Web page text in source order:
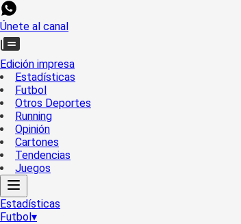
Únete al canal
Edición impresa
Estadísticas
Futbol
Otros Deportes
Running
Opinión
Cartones
Tendencias
Juegos
Estadísticas
Futbol▾